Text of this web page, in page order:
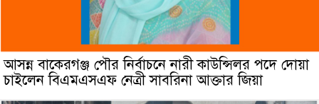
আসন্ন বাকেরগঞ্জ পৌর নির্বাচনে নারী কাউন্সিলর পদে দোয়া
চাইলেন বিএমএসএফ নেত্রী সাবরিনা আক্তার জিয়া